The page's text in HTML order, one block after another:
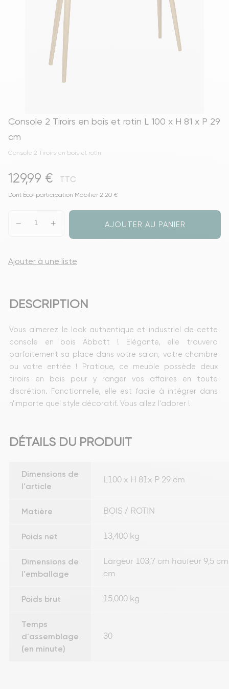
Console 2 Tiroirs en bois et rotin L 100 x H 81 x P 29
cm
Console 2 Tiroirs en bois et rotin
129,99 € TTC
Dont Éco-participation Mobilier 2.20 €
AJOUTER AU PANIER
Ajouter à une liste
DESCRIPTION
Vous aimerez le look authentique et industriel de cette
console en bois Abbott ! Elégante, elle trouvera
parfaitement sa place dans votre salon, votre chambre
ou votre entrée ! Pratique, ce meuble possède deux
tiroirs en bois pour y ranger vos affaires en toute
discrétion. Fonctionnelle, elle est facile à intégrer dans
n'importe quel style décoratif. Vous allez l'adorer !
DÉTAILS DU PRODUIT
Dimensions de
l'article
L100 x H 81x P 29 cm
Matière BOIS / ROTIN
Poids net 13,400 kg
Dimensions de
l'emballage
Largeur 103,7 cm hauteur 9,5
cm
Poids brut 15,000 kg
Temps
d'assemblage
(en minute)
30